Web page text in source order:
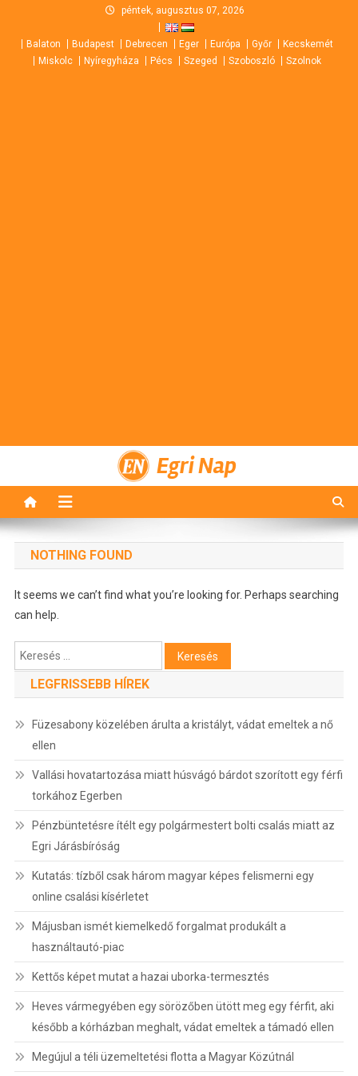
content
péntek, augusztus 07, 2026
Balaton Budapest Debrecen Eger Európa Győr
Kecskemét
Miskolc
Nyíregyháza Pécs Szeged Szoboszló Szolnok
Egri Nap
NOTHING FOUND
It seems we can’t find what you’re looking for. Perhaps searching
can help.
Keresés:
LEGFRISSEBB HÍREK
Füzesabony közelében árulta a kristályt, vádat emeltek a nő
ellen
Vallási hovatartozása miatt húsvágó bárdot szorított egy férfi
torkához Egerben
Pénzbüntetésre ítélt egy polgármestert bolti csalás miatt az
Egri Járásbíróság
Kutatás: tízből csak három magyar képes felismerni egy
online csalási kísérletet
Májusban ismét kiemelkedő forgalmat produkált a
használtautó-piac
Kettős képet mutat a hazai uborka-termesztés
Heves vármegyében egy sörözőben ütött meg egy férfit, aki
később a kórházban meghalt, vádat emeltek a támadó ellen
Megújul a téli üzemeltetési flotta a Magyar Közútnál